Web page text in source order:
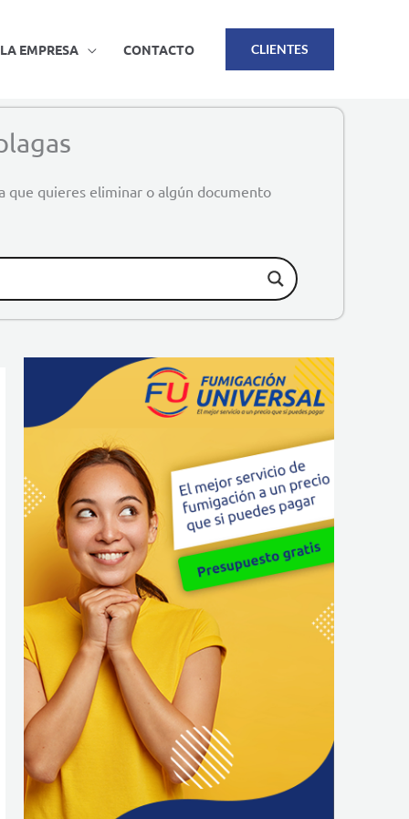
LA EMPRESA CONTACTO CLIENTES
que quieres eliminar o algún documento